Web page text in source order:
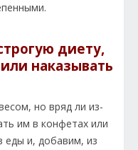
диету,
наказывать
но вряд ли из-
им в конфетах или
еды и, добавим, из